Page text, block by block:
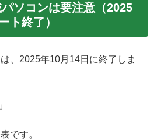
ソコンは要注意（2025
ト終了）
、2025年10月14日に終了しま
です。